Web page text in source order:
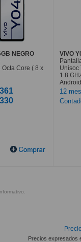
NEGRO
Core ( 8 x
VIVO
Unisoc
1.8
12
Precios expresados